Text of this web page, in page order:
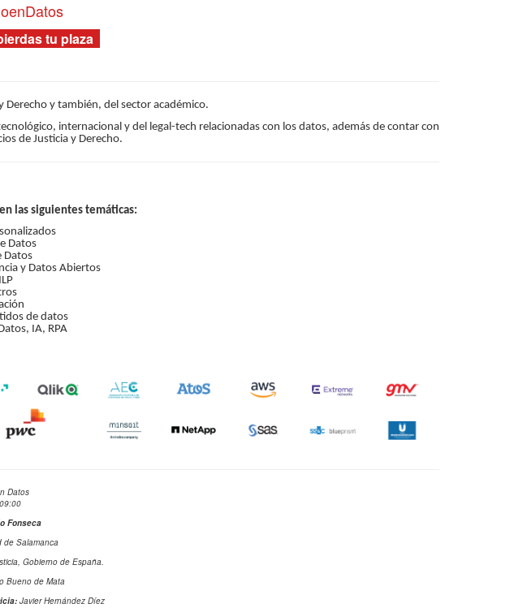
tu plaza
Derecho y también, del sector académico.
internacional y del legal-tech relacionadas con los datos, además de contar con
de Justicia y Derecho.
las siguientes temáticas:
Datos
Datos
y Datos Abiertos
de datos
IA, RPA
Datos
Fonseca
de Salamanca
Gobierno de España.
Bueno de Mata
Javier Hernández Díez